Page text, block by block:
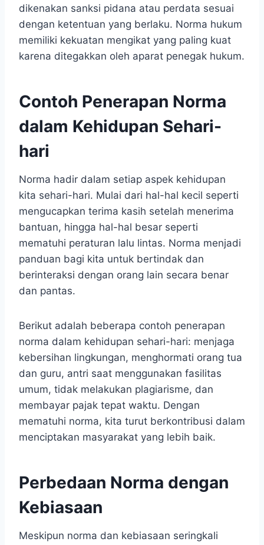
dikenakan sanksi pidana atau perdata sesuai
dengan ketentuan yang berlaku. Norma hukum
memiliki kekuatan mengikat yang paling kuat
karena ditegakkan oleh aparat penegak hukum.
Contoh Penerapan Norma
dalam Kehidupan Sehari-
hari
Norma hadir dalam setiap aspek kehidupan
kita sehari-hari. Mulai dari hal-hal kecil seperti
mengucapkan terima kasih setelah menerima
bantuan, hingga hal-hal besar seperti
mematuhi peraturan lalu lintas. Norma menjadi
panduan bagi kita untuk bertindak dan
berinteraksi dengan orang lain secara benar
dan pantas.
Berikut adalah beberapa contoh penerapan
norma dalam kehidupan sehari-hari: menjaga
kebersihan lingkungan, menghormati orang tua
dan guru, antri saat menggunakan fasilitas
umum, tidak melakukan plagiarisme, dan
membayar pajak tepat waktu. Dengan
mematuhi norma, kita turut berkontribusi dalam
menciptakan masyarakat yang lebih baik.
Perbedaan Norma dengan
Kebiasaan
Meskipun norma dan kebiasaan seringkali